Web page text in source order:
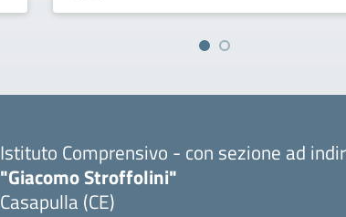
Istituto Comprensivo - con sezione ad
"Giacomo Stroffolini"
Casapulla (CE)